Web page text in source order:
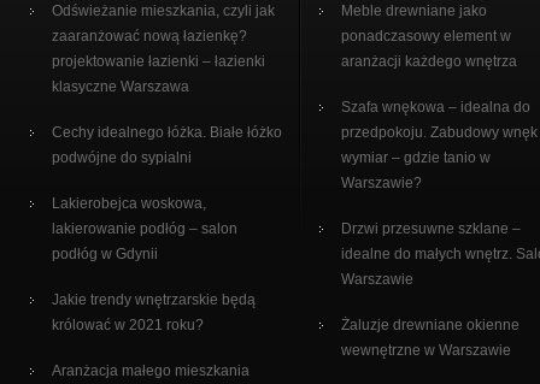
Odświeżanie mieszkania, czyli jak
zaaranżować nową łazienkę?
projektowanie łazienki – łazienki
klasyczne Warszawa
Cechy idealnego łóżka. Białe łóżko
podwójne do sypialni
Lakierobejca woskowa,
lakierowanie podłóg – salon
podłóg w Gdynii
Jakie trendy wnętrzarskie będą
królować w 2021 roku?
Aranżacja małego mieszkania
Meble drewniane jako
ponadczasowy element w
aranżacji każdego wnętrza
Szafa wnękowa – idealna do
przedpokoju. Zabudowy
wymiar – gdzie tanio w
Warszawie?
Drzwi przesuwne szklane –
idealne do małych wnętrz.
Warszawie
Żaluzje drewniane okienne
wewnętrzne w Warszawie